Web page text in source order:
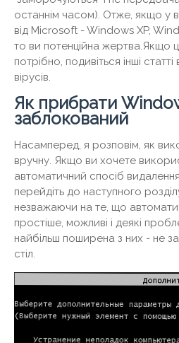
останнім часом). Отже, якщо у
від Microsoft - Windows XP,
то ви потенційна жертва.Якщо
потрібно, подивіться інші статті
вірусів.
Як прибрати
заблокований
Насамперед, я розповім, як
вручну. Якщо ви хочете
автоматичний спосіб
перейдіть до наступного
незважаючи на те, що
простіше, можливі і деякі
найбільш поширена з них - не
стіл.